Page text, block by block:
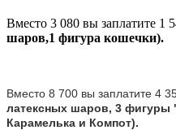
Вместо 3 080 вы заплатите 1
шаров,1 фигура кошечки).
Вместо 8 700 вы заплатите 4
латексных шаров, 3 фигуры
Карамелька и Компот).